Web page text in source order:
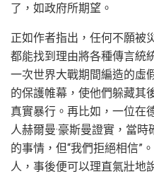
了，如政府所期望。
正如作者指出，任何不願被
都能找到理由將各種傳言統
一次世界大戰期間編造的虛
的保護帷幕，使他們躲藏其
真實暴行。再比如，一位在
人赫爾曼·豪斯曼證實，當
的事情，但“我們拒絕相信”
人，事後便可以理直氣壯地